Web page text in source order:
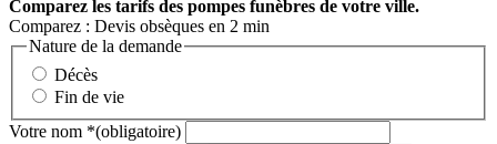
Comparez les tarifs des pompes funèbres de votre ville.
Comparez : Devis obsèques en 2 min
Nature de la demande
Décès
Fin de vie
Votre nom *(obligatoire)